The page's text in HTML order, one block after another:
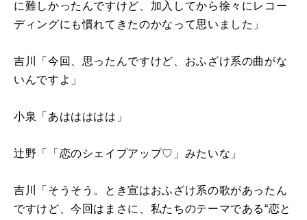
に難しかったんですけど、加入してから徐々にレコー
ディングにも慣れてきたのかなって思いました」
吉川「今回、思ったんですけど、おふざけ系の曲がな
いんですよ」
小泉「あははははは」
辻野「「恋のシェイプアップ♡」みたいな」
吉川「そうそう。とき宣はおふざけ系の歌があったん
ですけど、今回はまさに、私たちのテーマである“恋と